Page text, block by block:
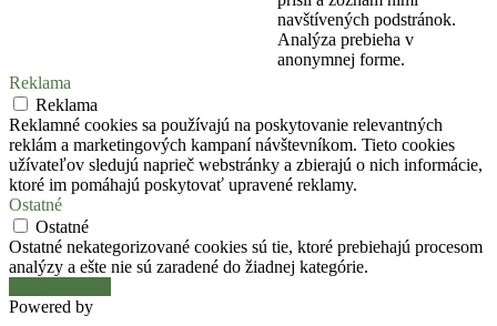
navštívených podstránok.
Analýza prebieha v
anonymnej forme.
Reklama
Reklama
Reklamné cookies sa používajú na poskytovanie relevantných
reklám a marketingových kampaní návštevníkom. Tieto cookies
užívateľov sledujú naprieč webstránky a zbierajú o nich informácie,
ktoré im pomáhajú poskytovať upravené reklamy.
Ostatné
Ostatné
Ostatné nekategorizované cookies sú tie, ktoré prebiehajú procesom
analýzy a ešte nie sú zaradené do žiadnej kategórie.
Powered by